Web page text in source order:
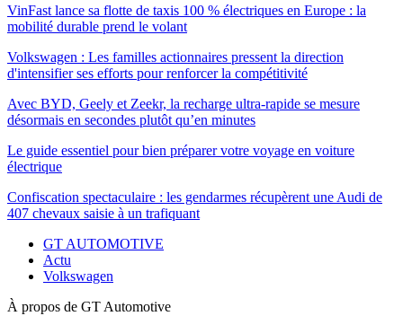
VinFast lance sa flotte de taxis 100 % électriques en Europe : la
mobilité durable prend le volant
Volkswagen : Les familles actionnaires pressent la direction
d'intensifier ses efforts pour renforcer la compétitivité
Avec BYD, Geely et Zeekr, la recharge ultra-rapide se mesure
désormais en secondes plutôt qu’en minutes
Le guide essentiel pour bien préparer votre voyage en voiture
électrique
Confiscation spectaculaire : les gendarmes récupèrent une Audi de
407 chevaux saisie à un trafiquant
GT AUTOMOTIVE
Actu
Volkswagen
À propos de GT Automotive